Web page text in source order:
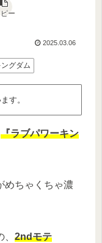
ー
2025.03.06
グダム
す。
『ラブパワーキン
めちゃくちゃ濃
2ndモテ